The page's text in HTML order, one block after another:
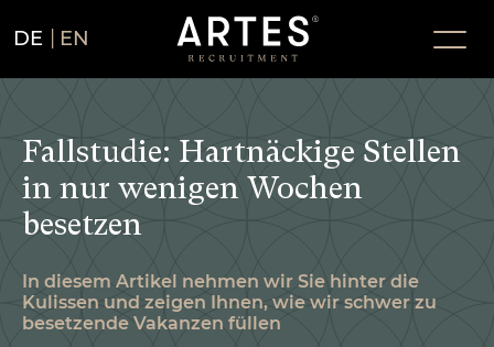
DE EN
Fallstudie: Hartnäckige Stellen
in nur wenigen Wochen
besetzen
In diesem Artikel nehmen wir Sie hinter die
Kulissen und zeigen Ihnen, wie wir schwer zu
besetzende Vakanzen füllen